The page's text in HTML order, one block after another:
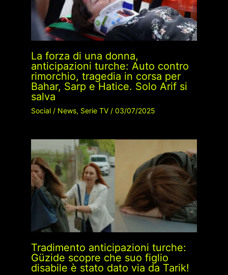
La forza di una donna,
anticipazioni turche: Auto contro
rimorchio, tragedia in corsa per
Bahar, Sarp e Hatice. Solo Arif si
salva
Social/ News, Serie TV/ 03/07/2025
Tradimento anticipazioni turche:
Güzide scopre che suo figlio
disabile è stato dato via da Tarik!